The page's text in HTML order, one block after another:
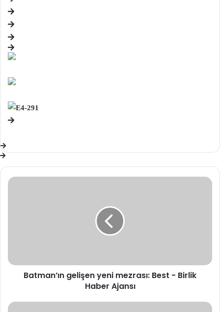
Batman’ın
Batman’ın gelişen yeni mezrası: Best - Birlik
Haber Ajansı
Antalya